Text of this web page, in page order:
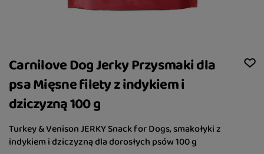
Carnilove Dog Jerky Przysmaki dla
psa Mięsne filety z indykiem i
dziczyzną 100 g
Turkey & Venison JERKY Snack for Dogs, smakołyki z
indykiem i dziczyzną dla dorosłych psów 100 g